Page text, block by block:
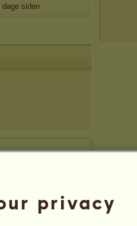
dage siden
privacy